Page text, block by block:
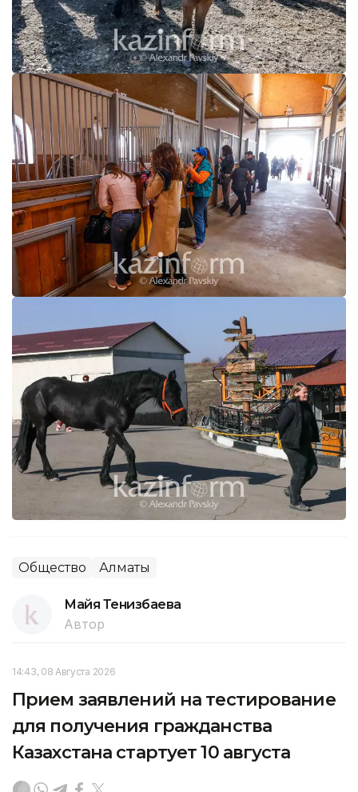
Общество Алматы
Майя Тенизбаева
Автор
14:43, 08 Августа 2026
Прием заявлений на тестирование
для получения гражданства
Казахстана стартует 10 августа